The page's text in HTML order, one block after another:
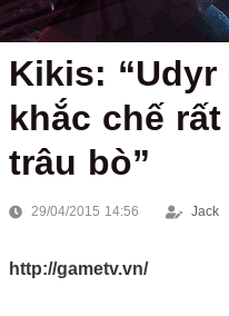
Kikis:
khắc chế
trâu bò”
29/04/2015 14:56 Jack
http://gametv.vn/